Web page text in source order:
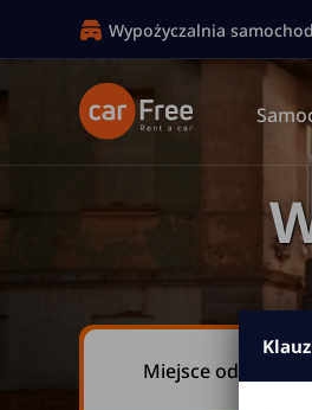
Miejsce odbioru
Wypożyczalnia